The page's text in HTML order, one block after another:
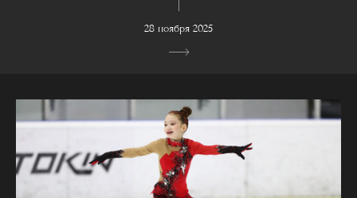
28 ноября 2025